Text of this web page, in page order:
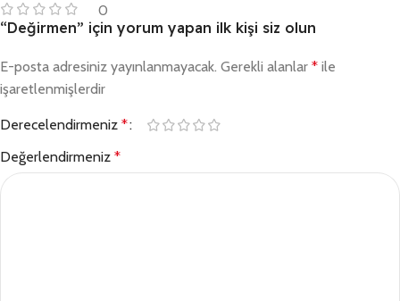
0
“Değirmen” için yorum yapan ilk kişi siz olun
E-posta adresiniz yayınlanmayacak. Gerekli alanlar * ile
işaretlenmişlerdir
Derecelendirmeniz *
Değerlendirmeniz *